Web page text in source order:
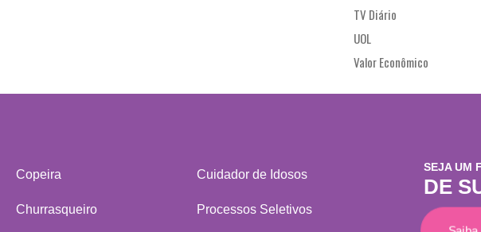
TV Diário
UOL
Valor Econômico
Copeira
Churrasqueiro
Cuidador de Idosos
Processos Seletivos
SEJA UM
DE